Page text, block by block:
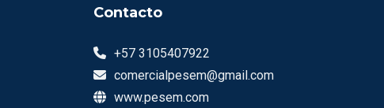
Contacto
+57 3105407922
comercialpesem@gmail.com
www.pesem.com